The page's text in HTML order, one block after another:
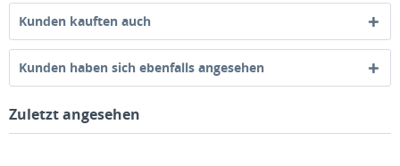
Kunden kauften auch
Kunden haben sich ebenfalls angesehen
Zuletzt angesehen